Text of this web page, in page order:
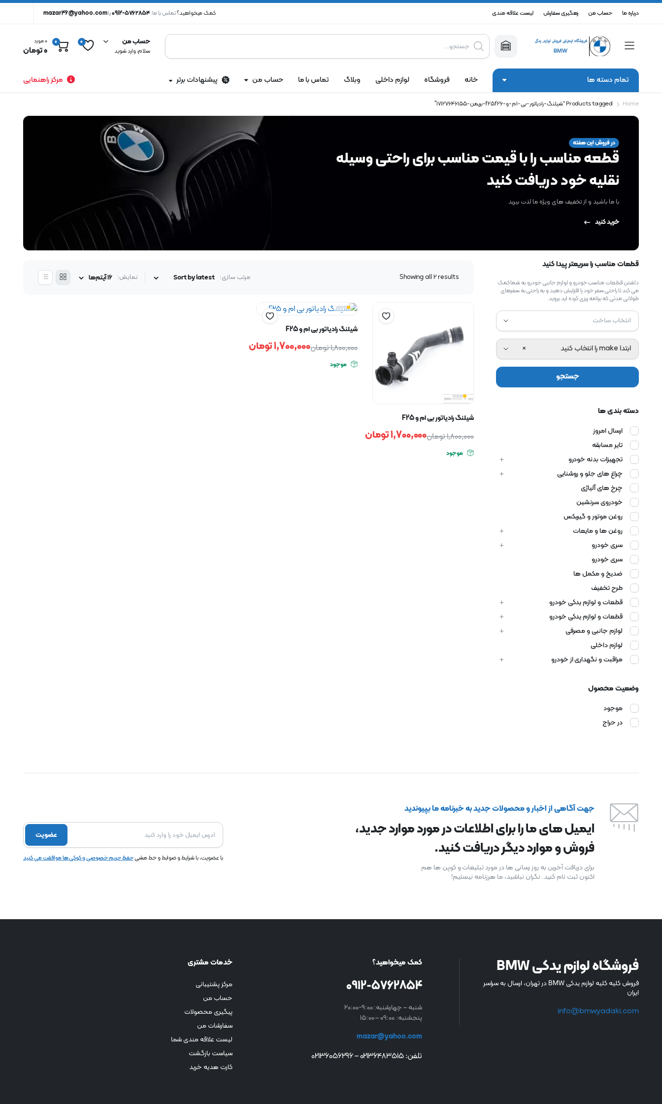
درباره ما حساب من رهگیری سفارش لیست علاقه مندی کمک میخواهید؟تماس با ما:۵۷۶۲۸۵۴-0912 یاmazar46@yahoo.com
Products
search
حساب من
سلام، وارد شوید
0
0 0 مورد
0تومان
تمام دسته ها خانه فروشگاه لوازم داخلی وبلاگ تماس با ما حساب من پیشنهادات برتر مرکز راهنمایی
Home Products tagged “شیلنگ-رادیاتور-بی-ام-و-f25f26-بریمن-17127646155”
در فروش این هفته
قطعه مناسب را با قیمت مناسب برای راحتی وسیله
نقلیه خود دریافت کنید
با ما باشید و از تخفیف های ویژه ما لذت ببرید
خرید کنید
Showing all 2 results مرتب سازی: نمایش:
شیلنگ رادیاتور بی ام و F25
1,800,000تومان1,700,000تومان
موجود
شیلنگ رادیاتور بی ام و F25
1,800,000تومان1,700,000تومان
موجود
قطعات مناسب را سریعتر پیدا کنید
داشتن قطعات مناسب خودرو و لوازم جانبی خودرو به شما کمک
می کند تا راحتی سفر خود را افزایش دهید و به راحتی به سفرهای
طولانی مدتی که برنامه ریزی کرده اید بروید.
انتخاب ساخت
× ابتدا make را انتخاب کنید
جستجو
دسته بندی ها
ارسال امروز
تایر مسابقه
تجهیزات بدنه خودرو
چراغ های جلو و روشنایی
چرخ های آلیاژی
خودروی سرنشین
روغن موتور و گیربکس
روغن ها و مایعات
سری خودرو
سری خودرو
ضدیخ و مکمل ها
طرح تخفیف
قطعات و لوازم یدکی خودرو
قطعات و لوازم یدکی خودرو
لوازم جانبی و مصرفی
لوازم داخلی
مراقبت و نگهداری از خودرو
وضعیت محصول
موجود
در حراج
جهت آگاهی از اخبار و محصولات جدید به خبرنامه ما بپیوندید
ایمیل های ما را برای اطلاعات در مورد موارد جدید،
فروش و موارد دیگر دریافت کنید.
برای دریافت آخرین به روز رسانی ها در مورد تبلیغات و کوپن ها هم
اکنون ثبت نام کنید. نگران نباشید، ما هرزنامه نیستیم!
عضویت
با عضویت، با شرایط و ضوابط و خط مشیحفظ حریم خصوصی و کوکی ها موافقت می کنید
فروشگاه لوازم یدکی BMW
فروش کلیه کلیه لوازم یدکی BMW در تهران، ارسال به سراسر
ایران
info@bmwyadaki.com
کمک میخواهید؟
0912-5762854
شنبه – چهارشنبه: 9:00-20:00
پنجشنبه: 09:00 – 15:00
mazar@yahoo.com
تلفن: 02136483515 – 02136056296
خدمات مشتری
مرکز پشتیبانی
حساب من
پیگیری محصولات
سفارشات من
لیست علاقه مندی شما
سیاست بازگشت
کارت هدیه خرید